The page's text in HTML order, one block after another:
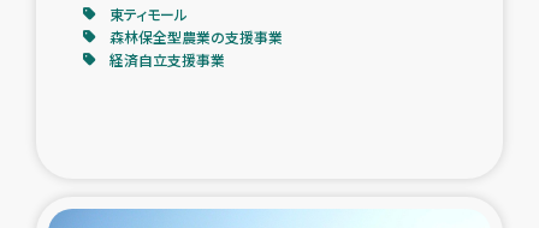
ガザ地区での公園の緑化を通じた支援事業
東ティモール
森林保全型農業の支援事業
経済自立支援事業